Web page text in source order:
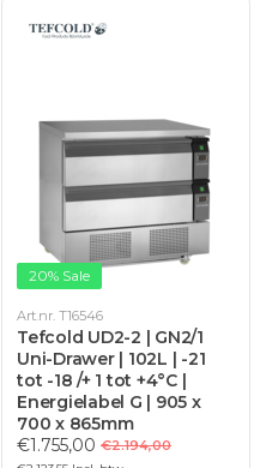
20% Sale
Art.nr. T16546
Tefcold UD2-2 | GN2/1
Uni-Drawer | 102L | -21
tot -18 /+ 1 tot +4°C |
Energielabel G | 905 x
700 x 865mm
€1.755,00 €2.194,00